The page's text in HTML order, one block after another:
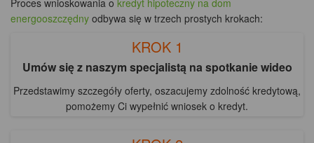
energooszczędny odbywa się w trzech prostych krokach:
KROK 1
Umów się z naszym specjalistą na spotkanie wideo
Przedstawimy szczegóły oferty, oszacujemy zdolność kredytową,
pomożemy Ci wypełnić wniosek o kredyt.